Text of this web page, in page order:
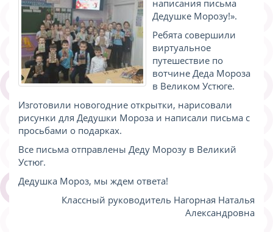
написания письма
Дедушке Морозу!».
Ребята совершили
виртуальное
путешествие по
вотчине Деда Мороза
в Великом Устюге.
Изготовили новогодние открытки, нарисовали
рисунки для Дедушки Мороза и написали письма с
просьбами о подарках.
Все письма отправлены Деду Морозу в Великий
Устюг.
Дедушка Мороз, мы ждем ответа!
Классный руководитель Нагорная Наталья
Александровна